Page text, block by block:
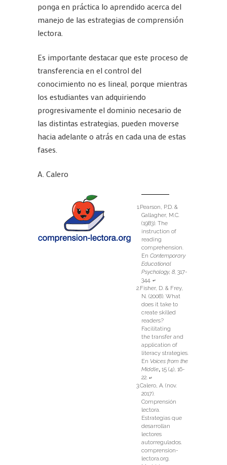
ponga en práctica lo aprendido acerca del
manejo de las estrategias de comprensión
lectora.
Es importante destacar que este proceso de
transferencia en el control del
conocimiento no es lineal, porque mientras
los estudiantes van adquiriendo
progresivamente el dominio necesario de
las distintas estrategias, pueden moverse
hacia adelante o atrás en cada una de estas
fases.
A. Calero
Pearson, P.D. &
Gallagher, M.C.
(1983). The
instruction of
reading
comprehension.
En Contemporary
Educational
Psychology, 8, 317-
344. ↵
Fisher, D. & Frey,
N. (2008). What
does it take to
create skilled
readers?
Facilitating
the transfer and
application of
literacy strategies.
En Voices from the
Middle, 15 (4), 16-
22. ↵
Calero, A. (nov.
2017).
Comprensión
lectora.
Estrategias que
desarrollan
lectores
autorregulados.
comprension-
lectora.org.